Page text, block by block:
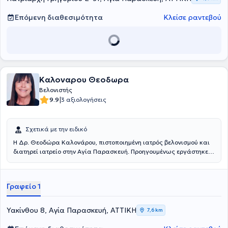
Επόμενη διαθεσιμότητα Κλείσε ραντεβού
Καλοναρου Θεοδωρα
Βελονιστής
9.9|3 αξιολογήσεις
Σχετικά με την ειδικό
Η Δρ. Θεοδώρα Καλονάρου, πιστοποιημένη ιατρός βελονισμού και
διατηρεί ιατρείο στην Αγία Παρασκευή. Προηγουμένως εργάστηκε
συνδυάζει πολυετή εμπειρία στην υγειονομική περίθαλψη με πάθος
Οδοντιατρικής Σχολής του Εθνικού και Καποδιστριακού
Πανεπιστημίου Αθηνών και επιπλέον πιστοποιήθηκε ως ιατρός
βελονισμού με το πιο προχωρημένο μεταπτυχιακό πρόγραμμα
εκμάθησης βελονισμού στην Ελλάδα, AcuScience. Έχει
ολοκληρώσει πολλές ώρες σε συνέδρια εκπαίδευσης από
Γραφείο 1
Υακίνθου 8, Αγία Παρασκευή, ΑΤΤΙΚΗ 7,6 km